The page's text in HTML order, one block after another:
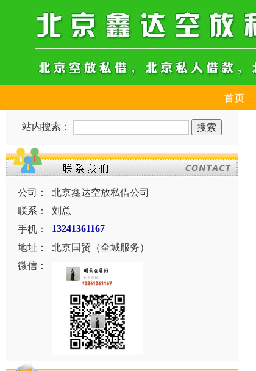
首页
站内搜索：
公司：
北京鑫达空放私借公司
联系：
刘总
手机：
13241361167
地址：
北京国贸（全城服务）
微信：